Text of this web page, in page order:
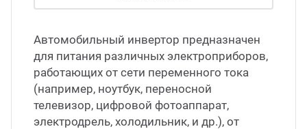
модули питания
DC преобразователи
Автомобильный инвертор предназначен
для питания различных электроприборов,
работающих от сети переменного тока
(например, ноутбук, переносной
телевизор, цифровой фотоаппарат,
электродрель, холодильник, и др.), от